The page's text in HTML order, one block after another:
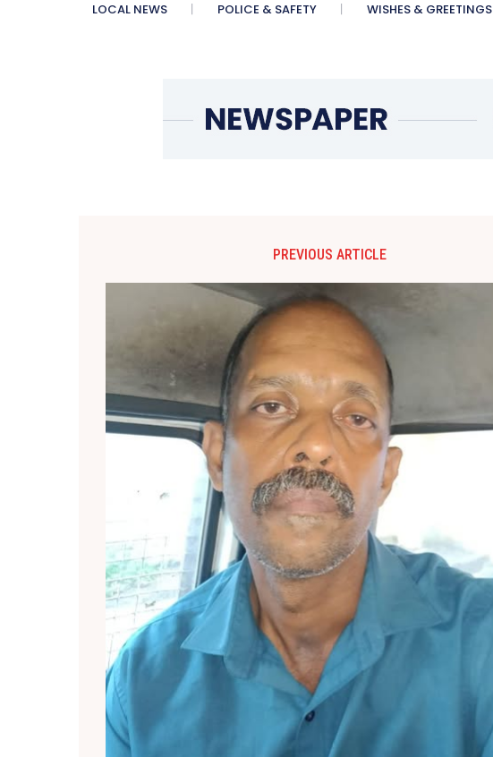
LOCAL NEWS POLICE & SAFETY WISHES & GREETINGS
PREVIOUS ARTICLE